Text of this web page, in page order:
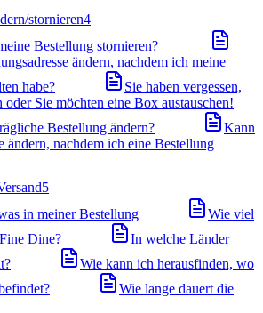
stornieren4
Bestellung stornieren?
ändern, nachdem ich meine
habe?
Sie haben vergessen,
Sie möchten eine Box austauschen!
Bestellung ändern?
Kann
ändern, nachdem ich eine Bestellung
5
in meiner Bestellung
Wie viel
Dine?
In welche Länder
Wie kann ich herausfinden, wo
Wie lange dauert die